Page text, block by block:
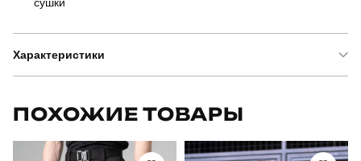
Характеристики
ПОХОЖИЕ ТОВАРЫ